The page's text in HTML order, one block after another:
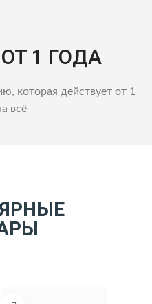
1 ГОДА
которая действует от 1
всё